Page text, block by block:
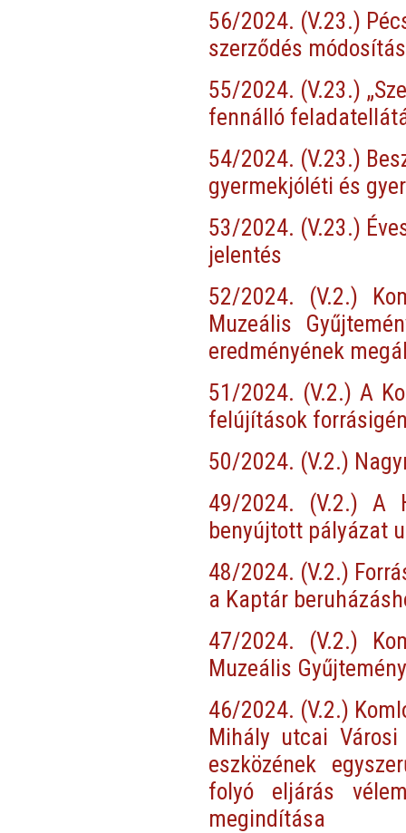
56/2024. (V.23.)
szerződés
55/2024. (V.23.)
fennálló
54/2024. (V.23.)
gyermekjóléti és
53/2024. (V.23.)
jelentés
52/2024. (V.2.)
Muzeális
eredményének
51/2024. (V.2.) A
felújítások
50/2024. (V.2.)
49/2024. (V.2.) A
benyújtott pályázat
48/2024. (V.2.)
a Kaptár
47/2024. (V.2.)
Muzeális
46/2024. (V.2.)
Mihály utcai
eszközének
folyó eljárás
megindítása